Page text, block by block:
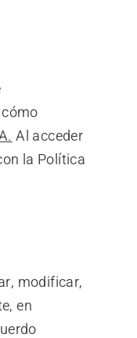
Al acceder
la Política
modificar,
en